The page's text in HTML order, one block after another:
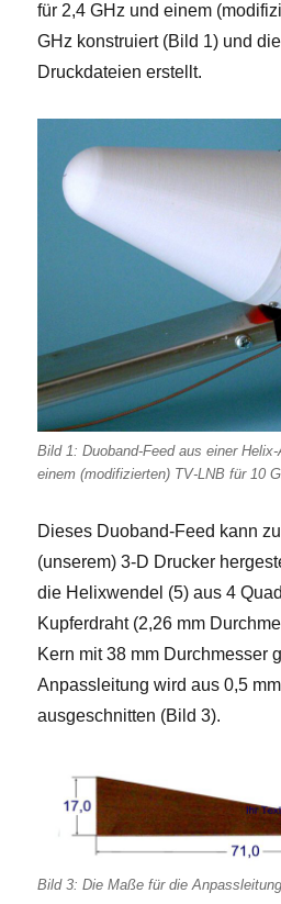
für 2,4 GHz und einem
GHz konstruiert (Bild 1) und
Druckdateien erstellt.
Bild 1: Duoband-Feed aus einer
einem (modifizierten) TV-LNB für 10
Dieses Duoband-Feed kann
(unserem) 3-D Drucker
die Helixwendel (5) aus 4
Kupferdraht (2,26 mm
Kern mit 38 mm Durchmesser
Anpassleitung wird aus 0,5
ausgeschnitten (Bild 3).
Bild 3: Die Maße für die